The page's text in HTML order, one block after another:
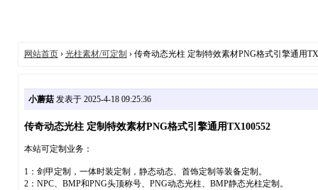
网站首页› 光柱素材/可定制 › 传奇动态光柱 定制特效素材PNG格式引擎通用
小蘑菇发表于 2025-4-18 09:25:36
传奇动态光柱 定制特效素材PNG格式引擎通用TX100552
本站可定制业务：
1：剑甲定制，一体时装定制，静态动态、首饰定制等装备定制。
2：NPC、BMP和PNG头顶称号、PNG动态光柱、BMP静态光柱定制。